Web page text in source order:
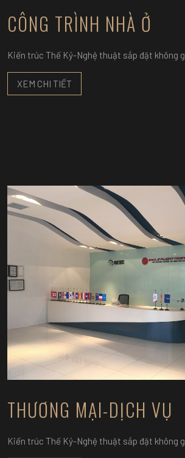
CÔNG TRÌNH NHÀ Ở
Kiến trúc Thế Kỷ-Nghệ thuật sắp đặt không
XEM CHI TIẾT
THƯƠNG MẠI-DỊCH VỤ
Kiến trúc Thế Kỷ-Nghệ thuật sắp đặt không